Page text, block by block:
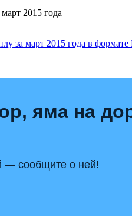
2015 года
за март 2015 года в формате
яма на
— сообщите о ней!